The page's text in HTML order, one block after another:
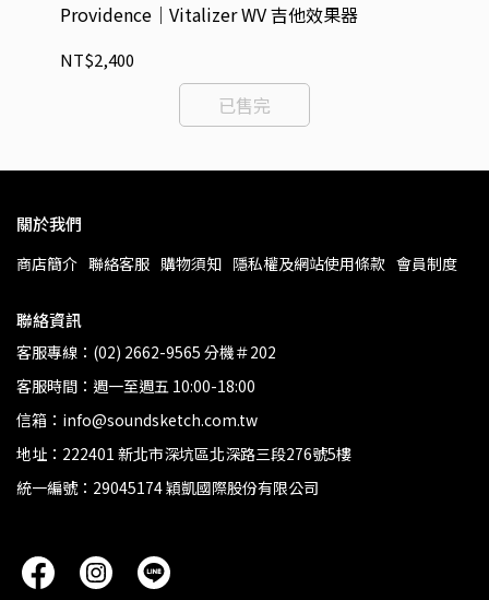
Providence｜Vitalizer WV 吉他效果器
NT$2,400
已售完
關於我們
商店簡介 聯絡客服 購物須知 隱私權及網站使用條款 會員制度
聯絡資訊
客服專線：(02) 2662-9565 分機＃202
客服時間：週一至週五 10:00-18:00
信箱：info@soundsketch.com.tw
地址：222401 新北市深坑區北深路三段276號5樓
統一編號：29045174 穎凱國際股份有限公司